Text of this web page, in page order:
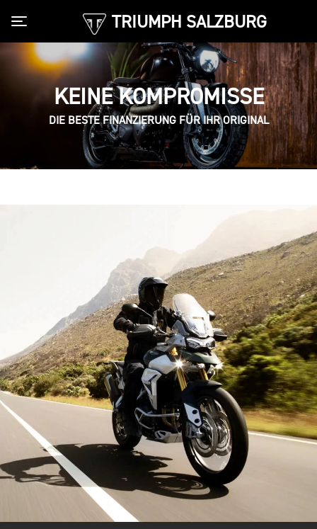
TRIUMPH SALZBURG
Toggle navigation
KEINE KOMPROMISSE
DIE BESTE FINANZIERUNG FÜR IHR ORIGINAL